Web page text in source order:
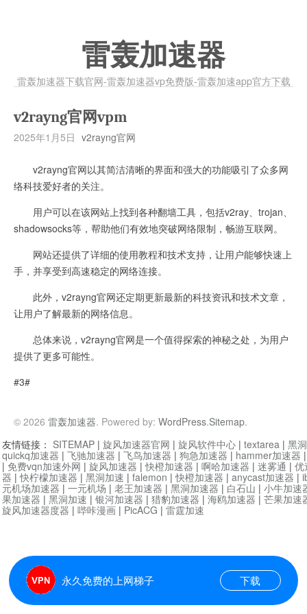
雷轰加速器
雷轰加速器下载官网-雷轰加速器vp免费版-雷轰加速app官方下载
v2rayng官网vpm
2025年1月5日 v2rayng官网
v2rayng官网以其简洁清晰的界面和强大的功能吸引了众多网
络科技爱好者的关注。
用户可以在该网站上找到各种翻墙工具，包括v2ray、trojan、
shadowsocks等，帮助他们有效地突破网络限制，畅游互联网。
网站还提供了详细的使用教程和技术支持，让用户能够快速上
手，并享受到高速稳定的网络连接。
此外，v2rayng官网还定期更新最新的科技资讯和技术文章，
让用户了解最新的网络信息。
总体来说，v2rayng官网是一个值得探索的神秘之处，为用户
提供了更多可能性。
#3#
© 2026 雷轰加速器. Powered by: WordPress.Sitemap.
永久免费的上网梯子 下载
友情链接： SITEMAP | 旋风加速器官网 | 旋风软件中心 | textarea | 黑
quickq加速器 | 飞驰加速器 | 飞鸟加速器 | 狗急加速器 | hammer加速器
| 免费vqn加速外网 | 旋风加速器 |快橙加速器 | 啊哈加速器 | 迷雾通 | 优
器 |快柠檬加速器 | 黑洞加速 | falemon |快橙加速器 | anycast加速器 |
元机场加速器 | 一元机场 | 老王加速器 | 黑洞加速器 | 白石山 | 小牛加速
果加速器 | 黑洞加速 | 银河加速器 | 猎豹加速器 | 海鸥加速器 | 芒果加速
旋风加速器度器 | 哔咔漫画 | PicACG | 雷霆加速